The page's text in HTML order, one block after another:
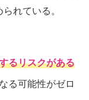
れている。
るリスクがある
る可能性がゼロ